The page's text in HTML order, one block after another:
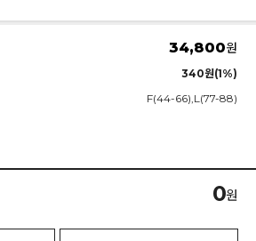
34,800원
340원(1%)
F(44-66),L(77-88)
0원